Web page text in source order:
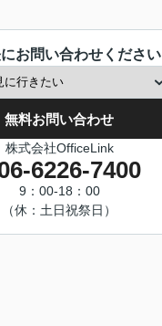
お問い合わせください
無料お問い合わせ
株式会社OfficeLink
6226-7400
9：00-18：00
（休：土日祝祭日）